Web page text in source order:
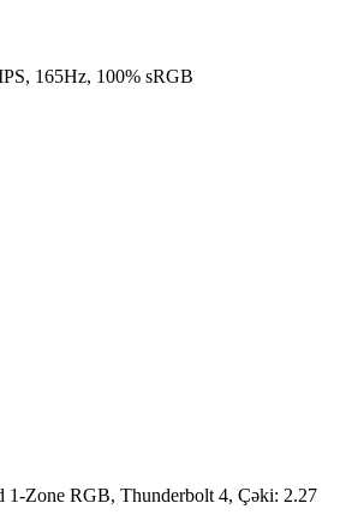
165Hz, 100% sRGB
1-Zone RGB, Thunderbolt 4, Çəki: 2.27